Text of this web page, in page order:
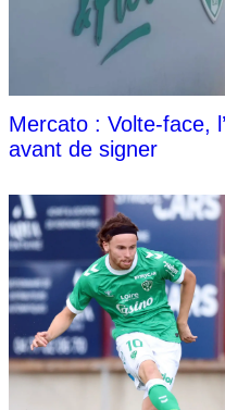
Mercato : Volte-face,
avant de signer